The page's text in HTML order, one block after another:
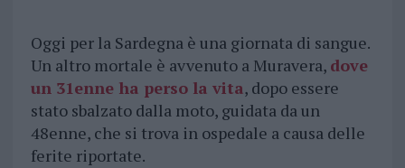
Oggi per la Sardegna è una giornata di sangue.
Un altro mortale è avvenuto a Muravera, dove
un 31enne ha perso la vita, dopo essere
stato sbalzato dalla moto, guidata da un
48enne, che si trova in ospedale a causa delle
ferite riportate.